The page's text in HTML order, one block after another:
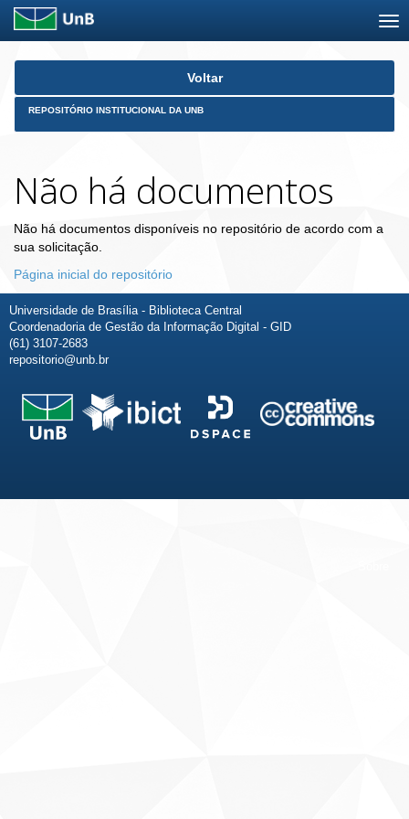
Skip
Voltar
REPOSITÓRIO INSTITUCIONAL DA UNB
Não há documentos
Não há documentos disponíveis no repositório de acordo com a
sua solicitação.
Página inicial do repositório
Universidade de Brasília - Biblioteca Central
Coordenadoria de Gestão da Informação Digital - GID
(61) 3107-2683
repositorio@unb.br